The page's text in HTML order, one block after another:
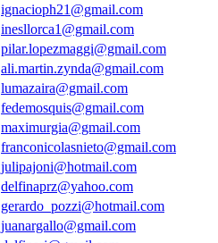
ignacioph21@gmail.com
inesllorca1@gmail.com
pilar.lopezmaggi@gmail.com
ali.martin.zynda@gmail.com
lumazaira@gmail.com
fedemosquis@gmail.com
maximurgia@gmail.com
franconicolasnieto@gmail.com
julipajoni@hotmail.com
delfinaprz@yahoo.com
gerardo_pozzi@hotmail.com
juanargallo@gmail.com